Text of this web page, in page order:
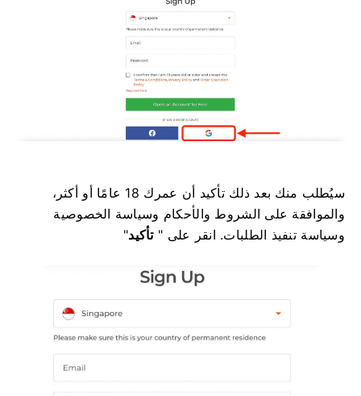
سيُطلب منك بعد ذلك تأكيد أن عمرك 18 عامًا أو أكثر،
والموافقة على الشروط والأحكام وسياسة الخصوصية
وسياسة تنفيذ الطلبات. انقر على "تأكيد"